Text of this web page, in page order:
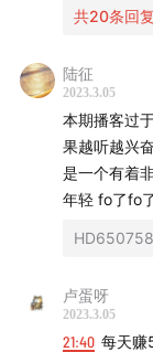
数据，数
09:58 看过了楼
来的。
莫谈多空
共20条回复
陆征
2023.3.05
本期播客过
果越听越兴
是一个有着
年轻 fo了fo了
卢蛋呀
2023.3.05
21:40 每天